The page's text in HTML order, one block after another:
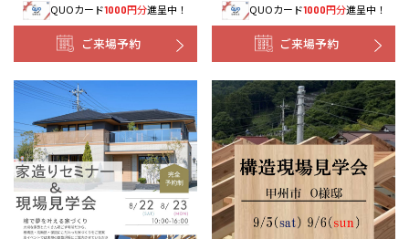
QUOカード1000円分進呈中！
ご来場予約
QUOカード1000円分進呈中！
ご来場予約